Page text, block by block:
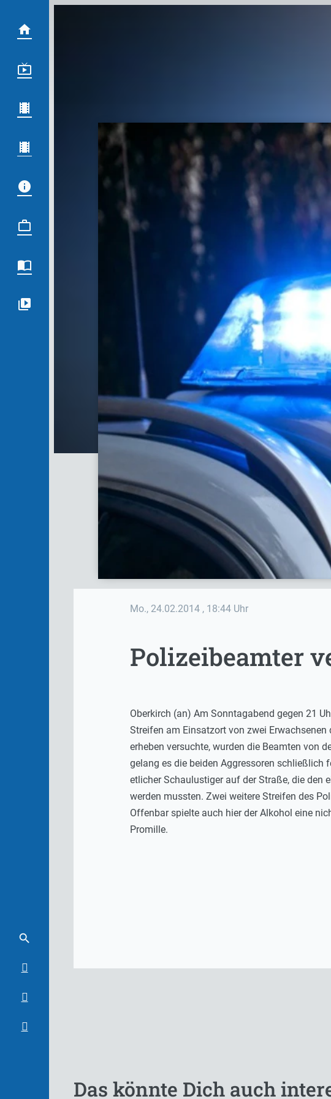
Mo., 24.02.2014 , 18:44 Uhr
Polizeibeamter
Oberkirch (an) Am Sonntagabend gegen 21
Streifen am Einsatzort von zwei Erwachsenen
erheben versuchte, wurden die Beamten von
gelang es die beiden Aggressoren schließlich
etlicher Schaulustiger auf der Straße, die den
werden mussten. Zwei weitere Streifen des
Offenbar spielte auch hier der Alkohol eine
Promille.
Das könnte Dich auch